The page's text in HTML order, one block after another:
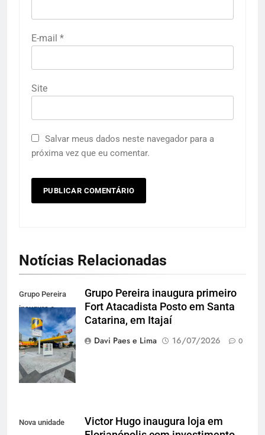
E-mail *
Site
Salvar meus dados neste navegador para a
próxima vez que eu comentar.
Notícias Relacionadas
Grupo Pereira
inaugura o
primeiro Posto
Fort Atacadista
em SC, em Itajaí
Grupo Pereira inaugura primeiro
Fort Atacadista Posto em Santa
Catarina, em Itajaí
Davi Paes e Lima
16/07/2026 0
Nova unidade
Victor Hugo inaugura loja em